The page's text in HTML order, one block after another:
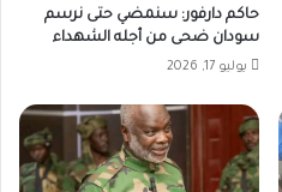
حاكم دارفور: سنمضي حتى نرسم
سودان ضحى من أجله الشهداء
يوليو 17, 2026